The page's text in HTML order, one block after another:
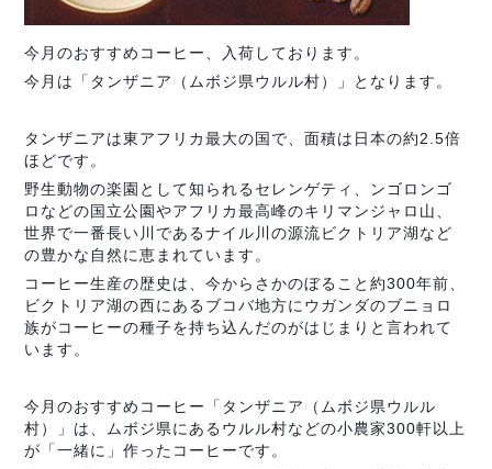
今月のおすすめコーヒー、入荷しております。
今月は「タンザニア（ムボジ県ウルル村）」となります。
タンザニアは東アフリカ最大の国で、面積は日本の約2.5倍
ほどです。
野生動物の楽園として知られるセレンゲティ、ンゴロンゴ
ロなどの国立公園やアフリカ最高峰のキリマンジャロ山、
世界で一番長い川であるナイル川の源流ビクトリア湖など
の豊かな自然に恵まれています。
コーヒー生産の歴史は、今からさかのぼること約300年前、
ビクトリア湖の西にあるブコバ地方にウガンダのブニョロ
族がコーヒーの種子を持ち込んだのがはじまりと言われて
います。
今月のおすすめコーヒー「タンザニア（ムボジ県ウルル
村）」は、ムボジ県にあるウルル村などの小農家300軒以上
が「一緒に」作ったコーヒーです。